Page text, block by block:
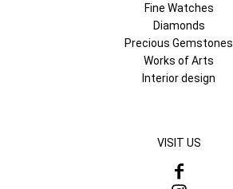
Fine Watches
Diamonds
Precious Gemstones
Works of Arts
Interior design
VISIT US